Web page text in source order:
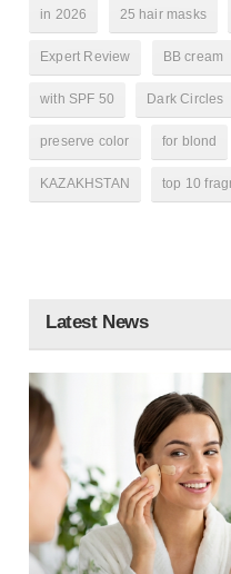
in 2026 25 hair masks
Expert Review BB cream
with SPF 50 Dark Circles
preserve color for blond
KAZAKHSTAN top 10
Latest News